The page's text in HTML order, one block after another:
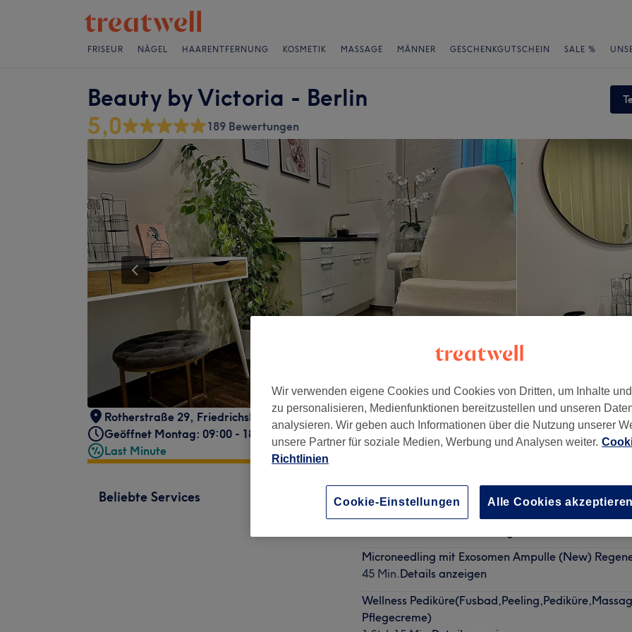
FRISEUR NÄGEL HAARENTFERNUNG KOSMETIK MASSAGE MÄNNER GESCHENKGUTSCHEIN SALE %
Beauty by Victoria - Berlin
5,0 189 Bewertungen
Rotherstraße 29, Friedrichshain , Berlin, 10245
Geöffnet Montag: 09:00 - 18:00
Last Minute
Beliebte Services
Microneedling mit Exosomen Ampulle (New)
45 Min.Details anzeigen
Wellness
Pflegecreme)
Wir verwenden eigene Cookies und Cookies von Dritten, um Inhalte
zu personalisieren, Medienfunktionen bereitzustellen und unseren
analysieren. Wir geben auch Informationen über die Nutzung unserer
unsere Partner für soziale Medien, Werbung und Analysen weiter.
Richtlinien
Cookie-Einstellungen Alle Cookies akzeptieren